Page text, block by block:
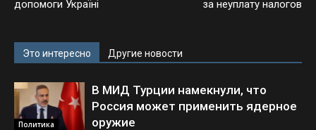
допомоги Україні
за неуплату налогов
Это интересно Другие новости
Политика
В МИД Турции намекнули, что
Россия может применить ядерное
оружие